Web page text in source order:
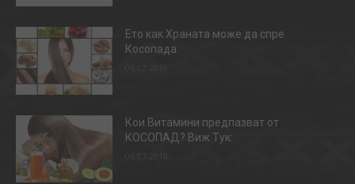
Ето как Храната може да спре
Косопада:
Кои Витамини предпазват от
КОСОПАД? Виж Тук: